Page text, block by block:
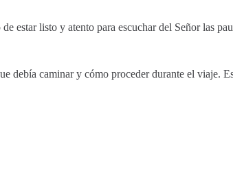
estar listo y atento para escuchar del Señor las
caminar y cómo proceder durante el viaje.